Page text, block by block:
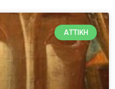
ΑΤΤΙΚΉ